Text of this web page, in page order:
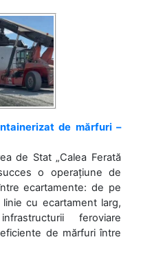
de mărfuri –
de Stat „Calea Ferată
o operațiune de
ecartamente: de pe
cu ecartament larg,
feroviare
de mărfuri între